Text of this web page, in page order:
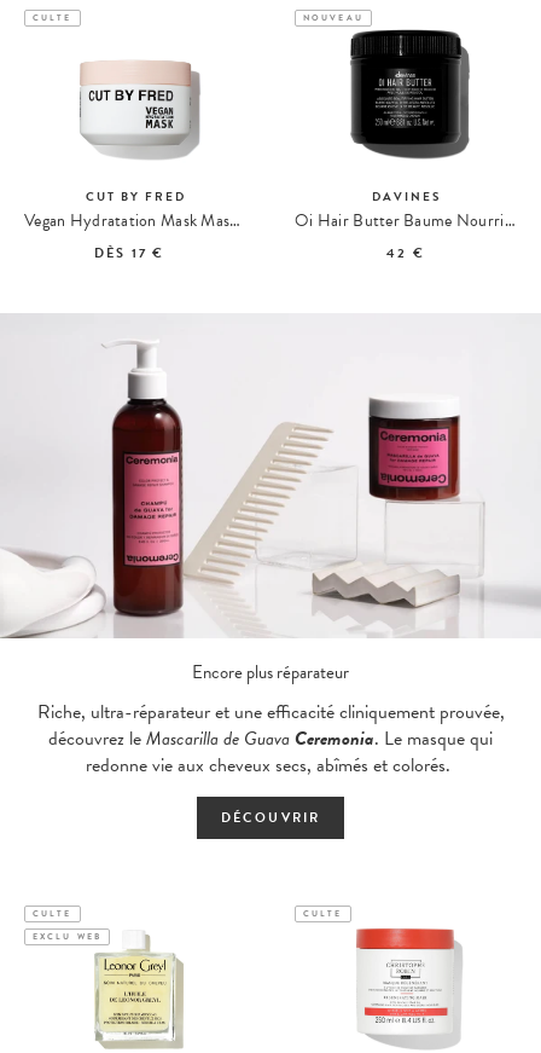
CULTE
CUT BY FRED
Vegan Hydratation Mask Masque Hydratant
DÈS 17 €
NOUVEAU
DAVINES
Oi Hair Butter Baume Nourrissant
42 €
Encore plus réparateur
Riche, ultra-réparateur et une efficacité cliniquement prouvée,
découvrez leMascarilla de GuavaCeremonia. Le masque qui
redonne vie aux cheveux secs, abîmés et colorés.
DÉCOUVRIR
CULTE
EXCLU WEB
CULTE